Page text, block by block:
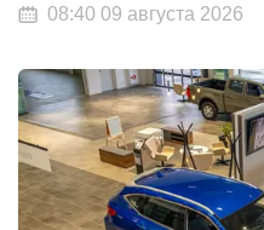
08:40 09 августа 2026